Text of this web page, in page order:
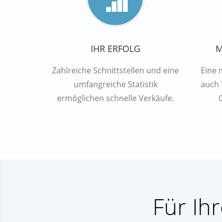
IHR ERFOLG
Zahlreiche Schnittstellen und eine
umfangreiche Statistik
ermöglichen schnelle Verkäufe.
Eine
auch
Für